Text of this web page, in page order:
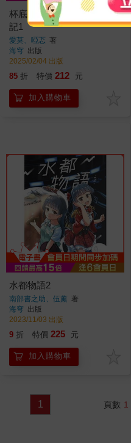
杯底不養金魚：美酒環島日
記1
愛莫、啞忑 著
海穹 出版
2025/02/04 出版
85 折 特價 212 元
加入購物車
水都物語2
南部書之助、伍薰 著
海穹 出版
2023/11/03 出版
9 折 特價 225 元
加入購物車
1 頁數 1